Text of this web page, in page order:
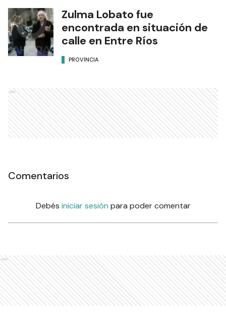
Zulma Lobato fue
encontrada en situación de
calle en Entre Ríos
PROVINCIA
Ads
Comentarios
Debés iniciar sesión para poder comentar
Ads